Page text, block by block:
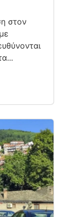
στον